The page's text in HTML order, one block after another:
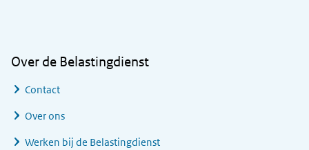
Over de Belastingdienst
Contact
Over ons
Werken bij de Belastingdienst